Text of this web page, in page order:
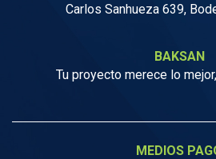
Carlos Sanhueza 639,
BAKSAN
Tu proyecto merece lo
MEDIOS